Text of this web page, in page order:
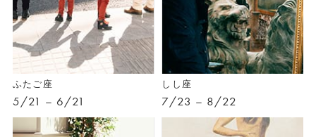
ふたご座
5/21 – 6/21
しし座
7/23 – 8/22